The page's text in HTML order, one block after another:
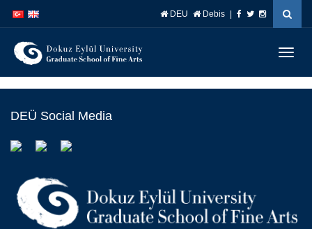
atla
atla
DEU Debis
DEÜ Social Media